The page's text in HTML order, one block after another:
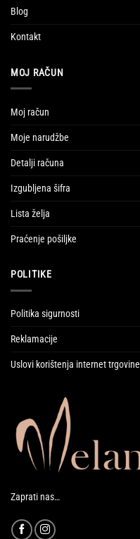
Blog
Kontakt
MOJ RAČUN
Moj račun
Moje narudžbe
Detalji računa
Izgubljena šifra
Lista želja
Praćenje pošiljke
POLITIKE
Politika sigurnosti
Reklamacije
Uslovi korištenja internet trgovine
Zaprati nas…